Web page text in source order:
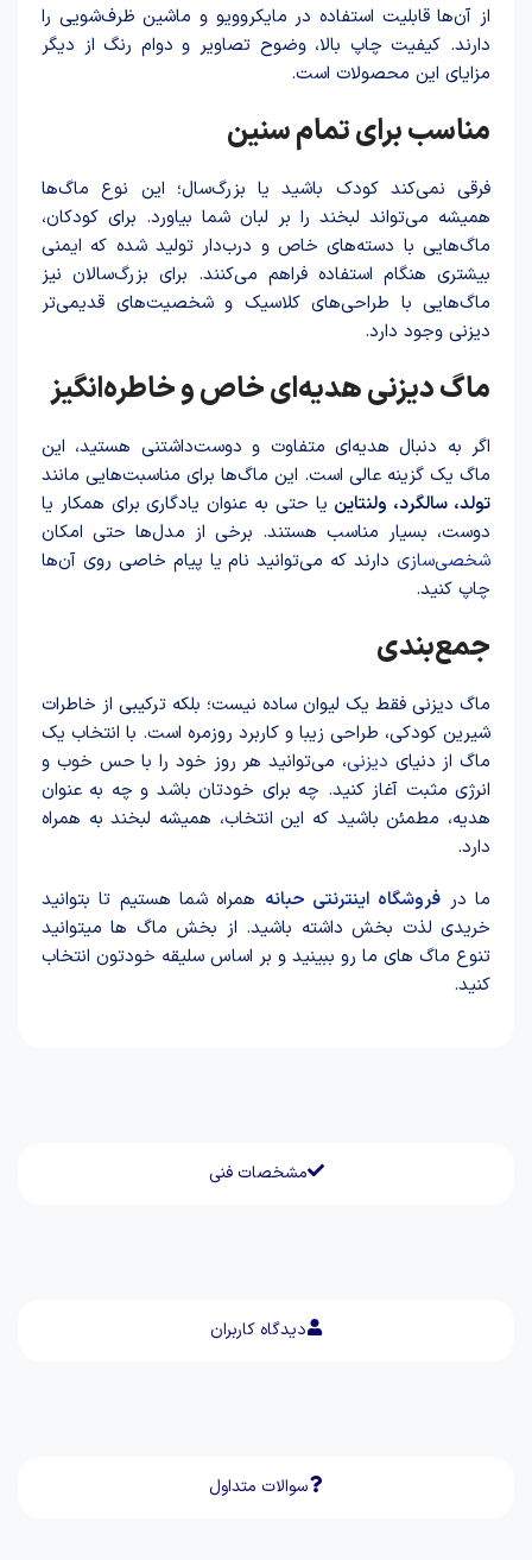
مشخصات فنی
دیدگاه کاربران
سوالات متداول
از آن‌ها قابلیت استفاده در مایکروویو و ماشین ظرف‌شویی را
دارند. کیفیت چاپ بالا، وضوح تصاویر و دوام رنگ از دیگر
مزایای این محصولات است.
مناسب برای تمام سنین
فرقی نمی‌کند کودک باشید یا بزرگ‌سال؛ این نوع ماگ‌ها
همیشه می‌تواند لبخند را بر لبان شما بیاورد. برای کودکان،
ماگ‌هایی با دسته‌های خاص و درب‌دار تولید شده که ایمنی
بیشتری هنگام استفاده فراهم می‌کنند. برای بزرگ‌سالان نیز
ماگ‌هایی با طراحی‌های کلاسیک و شخصیت‌های قدیمی‌تر
دیزنی وجود دارد.
ماگ دیزنی هدیه‌ای خاص و خاطره‌انگیز
اگر به دنبال هدیه‌ای متفاوت و دوست‌داشتنی هستید، این
ماگ یک گزینه عالی است. این ماگ‌ها برای مناسبت‌هایی مانند
تولد، سالگرد، ولنتاین یا حتی به عنوان یادگاری برای همکار یا
دوست، بسیار مناسب هستند. برخی از مدل‌ها حتی امکان
شخصی‌سازی دارند که می‌توانید نام یا پیام خاصی روی آن‌ها
چاپ کنید.
جمع‌بندی
ماگ دیزنی فقط یک لیوان ساده نیست؛ بلکه ترکیبی از خاطرات
شیرین کودکی، طراحی زیبا و کاربرد روزمره است. با انتخاب یک
ماگ از دنیای دیزنی، می‌توانید هر روز خود را با حس خوب و
انرژی مثبت آغاز کنید. چه برای خودتان باشد و چه به عنوان
هدیه، مطمئن باشید که این انتخاب، همیشه لبخند به همراه
دارد.
ما در فروشگاه اینترنتی حبانه همراه شما هستیم تا بتوانید
خریدی لذت بخش داشته باشید. از بخش ماگ ها میتوانید
تنوع ماگ های ما رو ببینید و بر اساس سلیقه خودتون انتخاب
کنید.